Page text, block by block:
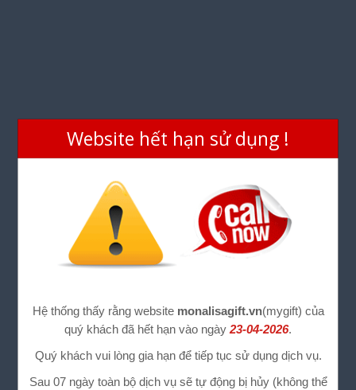
Website hết hạn sử dụng !
Hệ thống thấy rằng website monalisagift.vn(mygift) của
quý khách đã hết hạn vào ngày 23-04-2026.
Quý khách vui lòng gia hạn để tiếp tục sử dụng dịch vụ.
Sau 07 ngày toàn bộ dịch vụ sẽ tự động bị hủy (không thể